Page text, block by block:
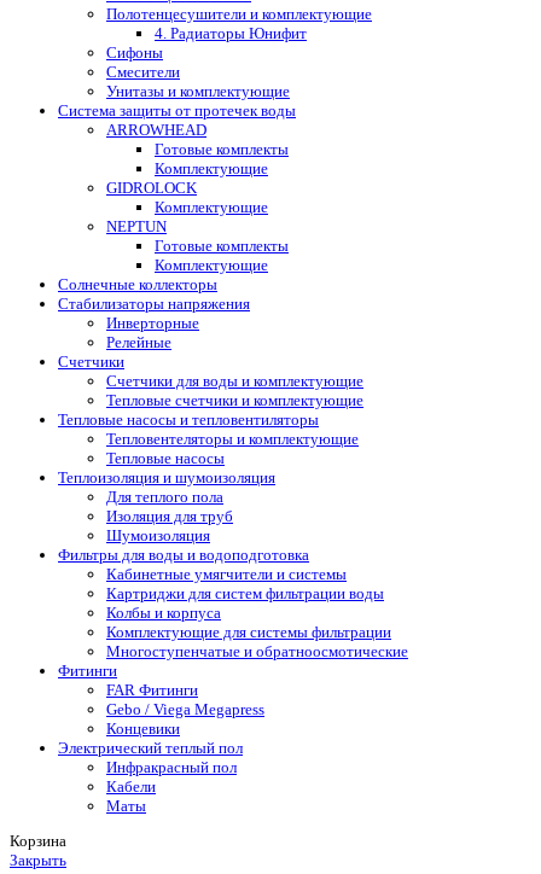
Полотенцесушители и комплектующие
4. Радиаторы Юнифит
Сифоны
Смесители
Унитазы и комплектующие
Система защиты от протечек воды
ARROWHEAD
Готовые комплекты
Комплектующие
GIDROLOCK
Комплектующие
NEPTUN
Готовые комплекты
Комплектующие
Солнечные коллекторы
Стабилизаторы напряжения
Инверторные
Релейные
Счетчики
Счетчики для воды и комплектующие
Тепловые счетчики и комплектующие
Тепловые насосы и тепловентиляторы
Тепловентеляторы и комплектующие
Тепловые насосы
Теплоизоляция и шумоизоляция
Для теплого пола
Изоляция для труб
Шумоизоляция
Фильтры для воды и водоподготовка
Кабинетные умягчители и системы
Картриджи для систем фильтрации воды
Колбы и корпуса
Комплектующие для системы фильтрации
Многоступенчатые и обратноосмотические
Фитинги
FAR Фитинги
Gebo / Viega Megapress
Концевики
Электрический теплый пол
Инфракрасный пол
Кабели
Маты
Корзина
Закрыть